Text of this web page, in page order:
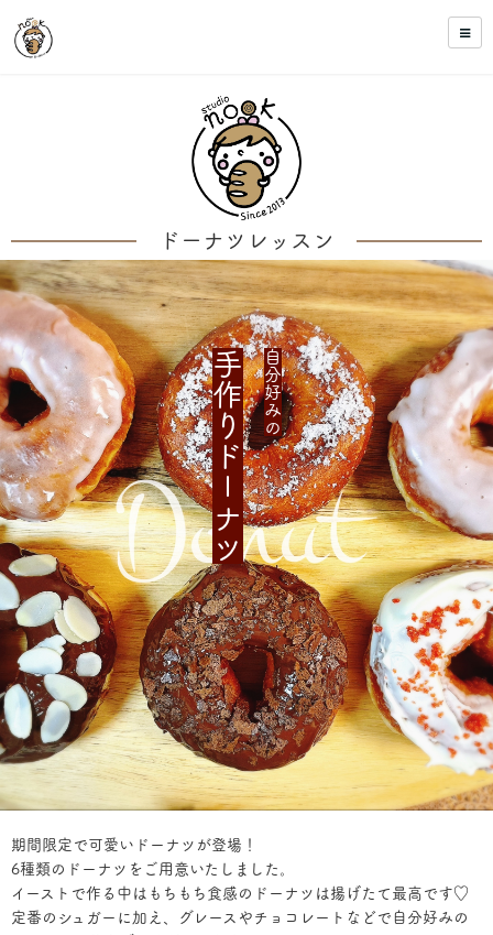
ドーナツレッスン
自分好みの
手作りドーナツ
期間限定で可愛いドーナツが登場！
6種類のドーナツをご用意いたしました。
イーストで作る中はもちもち食感のドーナツは揚げたて最高です♡
定番のシュガーに加え、グレースやチョコレートなどで自分好みの